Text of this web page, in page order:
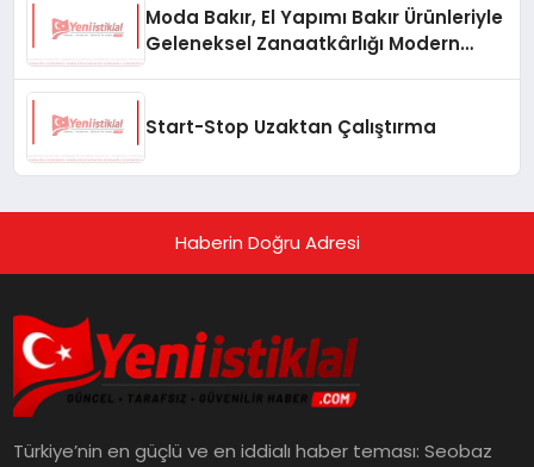
Moda Bakır, El Yapımı Bakır Ürünleriyle
Geleneksel Zanaatkârlığı Modern
Start-Stop Uzaktan Çalıştırma
Haberin Doğru Adresi
Türkiye’nin en güçlü ve en iddialı haber teması: Seobaz